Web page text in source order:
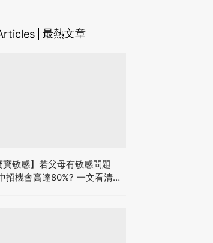
最熱文章
寶敏感】若父母有敏感問題
招機會高達80%? 一文看清預